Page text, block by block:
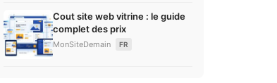
Cout site web vitrine : le guide
complet des prix
MonSiteDemain FR